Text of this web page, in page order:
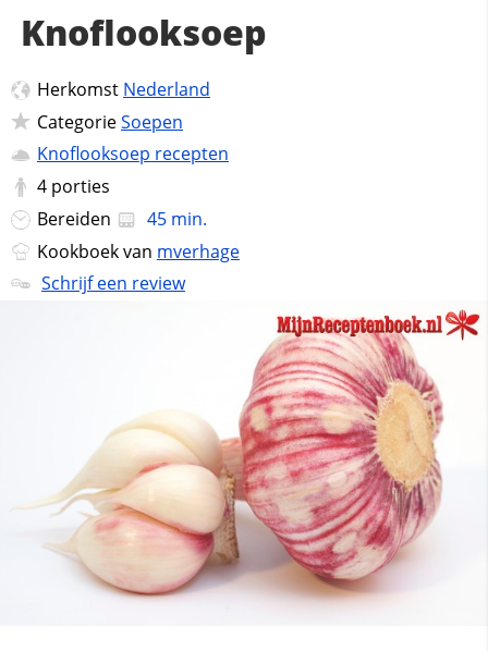
Knoflooksoep
Herkomst Nederland
CategorieSoepen
Knoflooksoep recepten
4 porties
Bereiden
45 min.
Kookboek van mverhage
Schrijf een review